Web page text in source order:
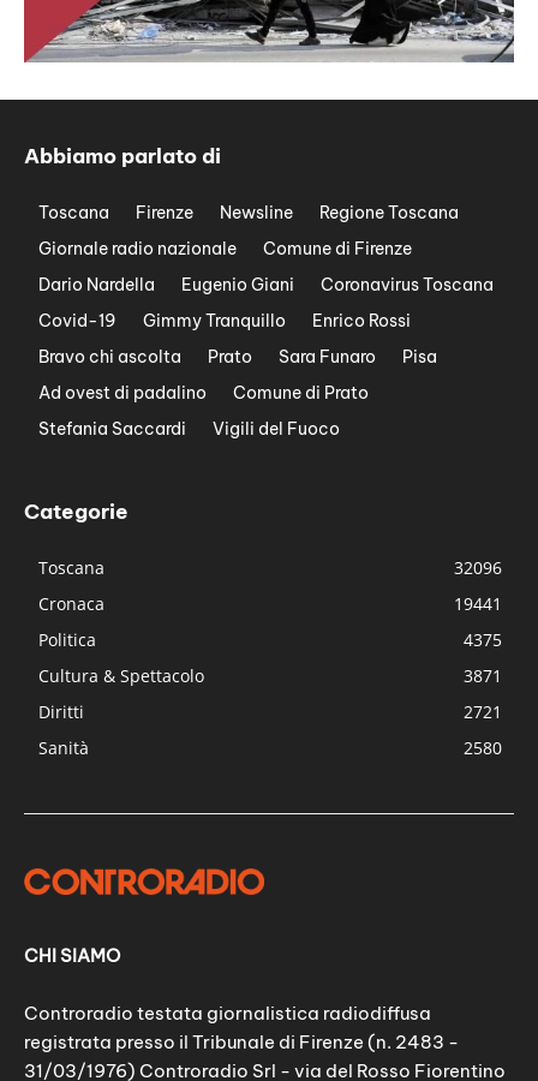
Abbiamo parlato di
Toscana Firenze Newsline
Regione Toscana
Giornale radio nazionale
Comune di Firenze
Dario Nardella
Eugenio Giani
Coronavirus Toscana
Covid-19
Gimmy Tranquillo
Enrico Rossi
Bravo chi ascolta
Prato Sara Funaro
Pisa
Ad ovest di padalino
Comune di Prato
Stefania Saccardi
Vigili del Fuoco
Categorie
Toscana
32096
Cronaca
19441
Politica
4375
Cultura & Spettacolo
3871
Diritti
2721
Sanità
2580
CHI SIAMO
Controradio testata giornalistica radiodiffusa
registrata presso il Tribunale di Firenze (n. 2483 -
31/03/1976) Controradio Srl - via del Rosso Fiorentino